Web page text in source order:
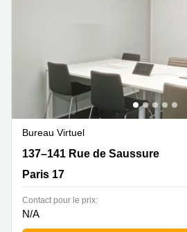
Bureau Virtuel
137–141 Rue de Saussure, Paris 17
137–141 Rue de Saussure
Paris 17
Contact pour le prix:
N/A